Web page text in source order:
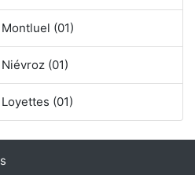
(01)
(01)
(01)